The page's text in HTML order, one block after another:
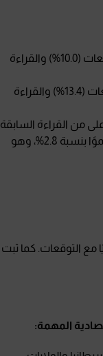
تراجع مؤشر الصادرات على أساس سنوي ليسجل نموًا بنسبة 5.6%، وهي نسبة أقل من التوقعات (10.0%) والقراءة
تراجع مؤشر الواردات على أساس سنوي ليسجل نموًا بنسبة 2.3%، وهي نسبة أقل من التوقعات (13.4%) والقراءة
على أساس سنوي مسجلًا نموًا بنسبة 3.0%، وهو أعلى من القراءة السابقة
(2.8%). كما سجل مؤشر أسعار المستهلكين الأساسي (باستثناء الغذاء) على أساس سنوي نموًا بنسبة 2.8%، وهو
الرئيسي لأجل 5 سنوات عند مستوى 3.85% متماشيًا مع التوقعات. كما ثبت
المهمة: